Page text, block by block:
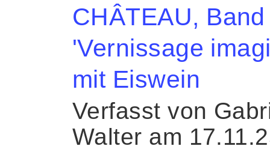
CHÂTEAU,
'Vernissage
mit Eiswein
Verfasst von
Walter am